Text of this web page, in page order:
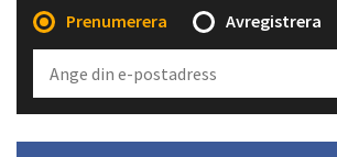
Prenumerera
Avregistrera